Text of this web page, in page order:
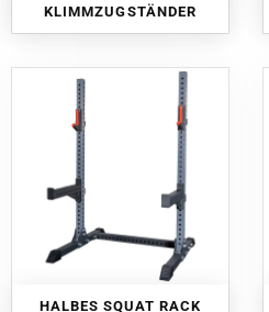
KLIMMZUGSTÄNDER
HALBES SQUAT RACK